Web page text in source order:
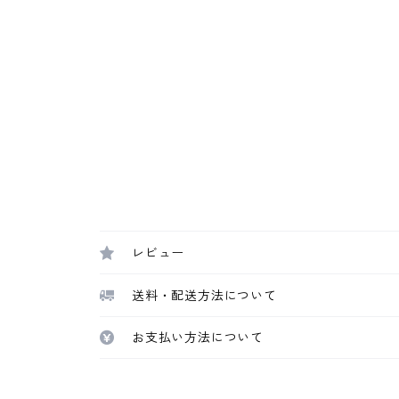
レビュー
送料・配送方法について
お支払い方法について